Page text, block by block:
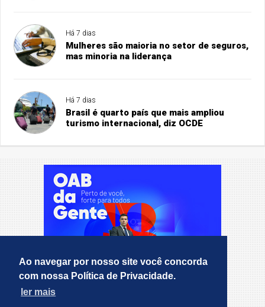
Ao navegar por nosso site você concorda
com nossa Política de Privacidade.
ler mais
Há 7 dias
Mulheres são maioria no setor de seguros,
mas minoria na liderança
Há 7 dias
Brasil é quarto país que mais ampliou
turismo internacional, diz OCDE